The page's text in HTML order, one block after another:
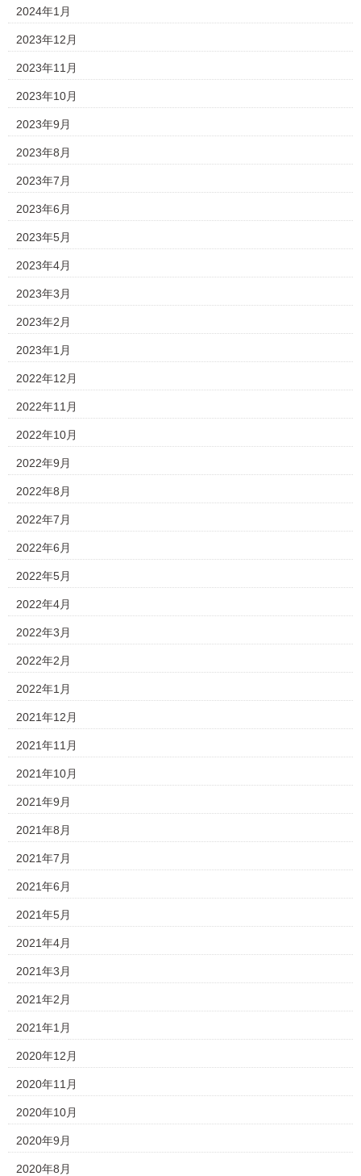
2024年1月
2023年12月
2023年11月
2023年10月
2023年9月
2023年8月
2023年7月
2023年6月
2023年5月
2023年4月
2023年3月
2023年2月
2023年1月
2022年12月
2022年11月
2022年10月
2022年9月
2022年8月
2022年7月
2022年6月
2022年5月
2022年4月
2022年3月
2022年2月
2022年1月
2021年12月
2021年11月
2021年10月
2021年9月
2021年8月
2021年7月
2021年6月
2021年5月
2021年4月
2021年3月
2021年2月
2021年1月
2020年12月
2020年11月
2020年10月
2020年9月
2020年8月